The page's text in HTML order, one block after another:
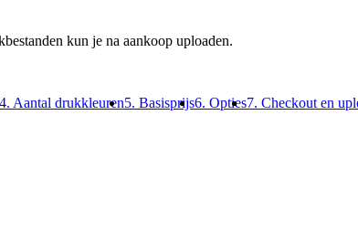
kun je na aankoop uploaden.
4. Aantal drukkleuren5. Basisprijs6. Opties7. Checkout en